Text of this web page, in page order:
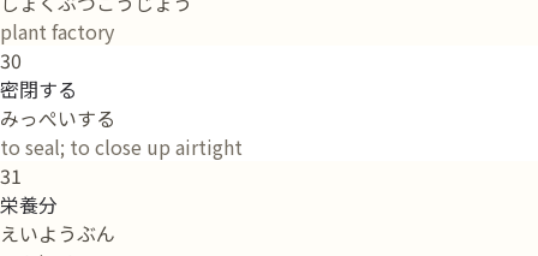
plant factory
30
密閉する
みっぺいする
to seal; to close up airtight
31
栄養分
えいようぶん